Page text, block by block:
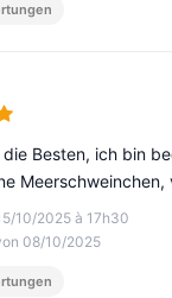
von 5
10/2025 à 17h30
08/10/2025
Besten, ich bin
Meerschweinchen,